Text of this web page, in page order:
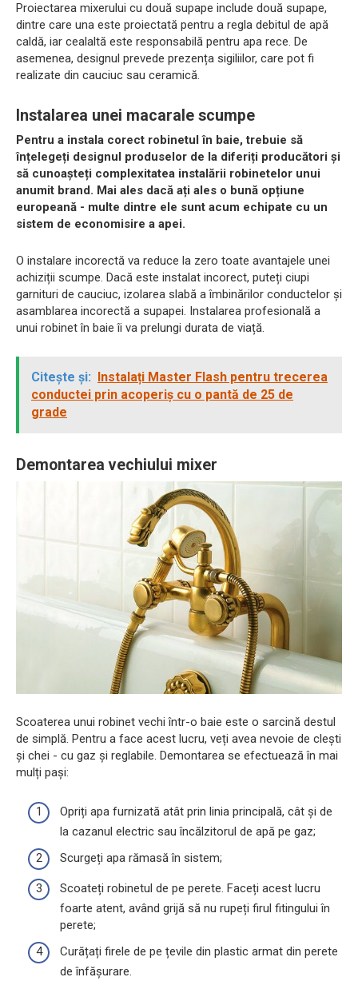
Proiectarea mixerului cu două supape include două supape,
dintre care una este proiectată pentru a regla debitul de apă
caldă, iar cealaltă este responsabilă pentru apa rece. De
asemenea, designul prevede prezența sigiliilor, care pot fi
realizate din cauciuc sau ceramică.
Instalarea unei macarale scumpe
Pentru a instala corect robinetul în baie, trebuie să
înțelegeți designul produselor de la diferiți producători și
să cunoașteți complexitatea instalării robinetelor unui
anumit brand. Mai ales dacă ați ales o bună opțiune
europeană - multe dintre ele sunt acum echipate cu un
sistem de economisire a apei.
O instalare incorectă va reduce la zero toate avantajele unei
achiziții scumpe. Dacă este instalat incorect, puteți ciupi
garnituri de cauciuc, izolarea slabă a îmbinărilor conductelor și
asamblarea incorectă a supapei. Instalarea profesională a
unui robinet în baie îi va prelungi durata de viață.
Citește și: Instalați Master Flash pentru trecerea
conductei prin acoperiș cu o pantă de 25 de
grade
Demontarea vechiului mixer
Scoaterea unui robinet vechi într-o baie este o sarcină destul
de simplă. Pentru a face acest lucru, veți avea nevoie de clești
și chei - cu gaz și reglabile. Demontarea se efectuează în mai
mulți pași:
Opriți apa furnizată atât prin linia principală, cât și de
la cazanul electric sau încălzitorul de apă pe gaz;
Scurgeți apa rămasă în sistem;
Scoateți robinetul de pe perete. Faceți acest lucru
foarte atent, având grijă să nu rupeți firul fitingului în
perete;
Curățați firele de pe țevile din plastic armat din perete
de înfășurare.